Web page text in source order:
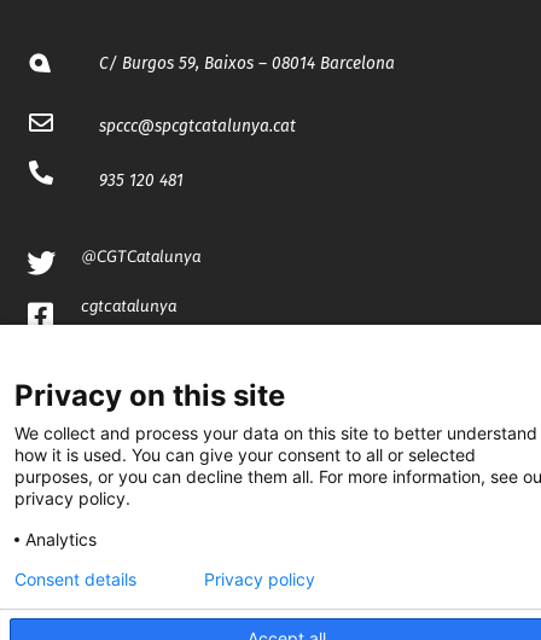
C/ Burgos 59, Baixos – 08014 Barcelona
spccc@spcgtcatalunya.cat
935 120 481
@CGTCatalunya
cgtcatalunya
cgtcatalunya
Privacy on this site
We collect and process your data on this site to better understand
how it is used. You can give your consent to all or selected
purposes, or you can decline them all. For more information, see
privacy policy.
Analytics
Consent details Privacy policy